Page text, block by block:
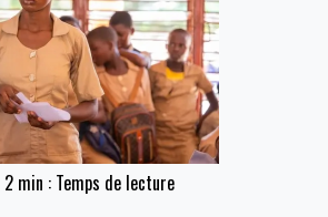
2 min : Temps de lecture